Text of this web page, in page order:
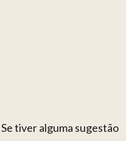
Se tiver alguma sugestão